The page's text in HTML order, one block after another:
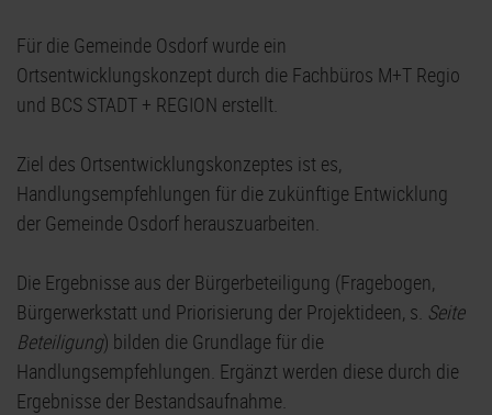
Für die Gemeinde Osdorf wurde ein
Ortsentwicklungskonzept durch die Fachbüros M+T Regio
und BCS STADT + REGION erstellt.
Ziel des Ortsentwicklungskonzeptes ist es,
Handlungsempfehlungen für die zukünftige Entwicklung
der Gemeinde Osdorf herauszuarbeiten.
Die Ergebnisse aus der Bürgerbeteiligung (Fragebogen,
Bürgerwerkstatt und Priorisierung der Projektideen, s. Seite
Beteiligung) bilden die Grundlage für die
Handlungsempfehlungen. Ergänzt werden diese durch die
Ergebnisse der Bestandsaufnahme.